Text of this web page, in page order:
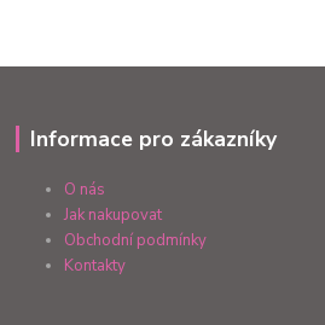
Informace pro zákazníky
O nás
Jak nakupovat
Obchodní podmínky
Kontakty